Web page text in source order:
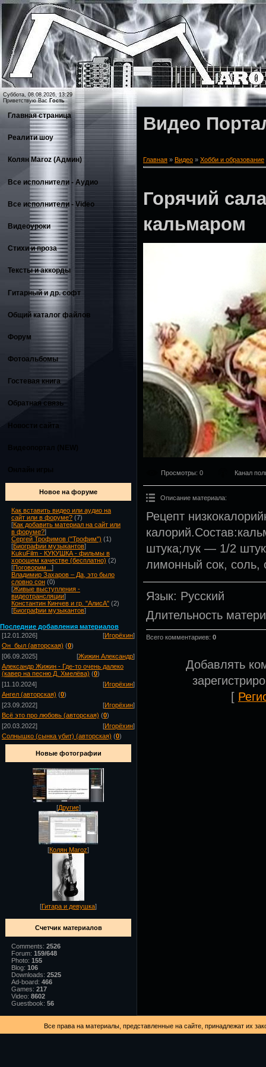
Суббота, 08.08.2026, 13:29
Приветствую Вас Гость
Главная страница
Реалити шоу
Колян Maroz (Админ)
Все исполнители - Аудио
Все исполнители - Video
Видеоуроки
Стихи и проза
Тексты и аккорды
Гитарный и др. софт
Общий каталог файлов
Форум
Фотоальбомы
Гостевая книга
Обратная связь
Новости сайта
Новое на форуме
Как вставить видео или аудио на
сайт или в форуме? (7)
[Как добавить материал на сайт или
в форуме?]
Сергей Трофимов ("Трофим") (1)
[Биографии музыкантов]
KukuFilm - КУКУШКА - фильмы в
хорошем качестве (бесплатно) (2)
[Поговорим... ]
Владимир Захаров – Да, это было
словно сон (0)
[Живые выступления -
видеотрансляции]
Константин Кинчев и гр. "АлисА" (2)
[Биографии музыкантов]
Последние добавления материалов
[12.01.2026]
[Игорёхин]
Он_был (авторская) (0)
[06.09.2025]
[Жижин Александр]
Александр Жижин - Где-то очень далеко
(кавер на песню Д. Хмелёва) (0)
[11.10.2024]
[Игорёхин]
Ангел (авторская) (0)
[23.09.2022]
[Игорёхин]
Всё это про любовь (авторская) (0)
[20.03.2022]
[Игорёхин]
Солнышко (сынка убит) (авторская) (0)
Новые фотографии
[Другие]
[Колян Maroz]
[Гитара и девушка]
Счетчик материалов
Comments: 2526
Forum: 159/648
Photo: 155
Blog: 106
Downloads: 2525
Ad-board: 466
Games: 217
Video: 8602
Guestbook: 56
Видео
Главная » Видео » Хобби и образование
Горячий
кальмаром
Просмотры: 0 Канал
Описание материала:
Рецепт
штука;лук — 1/2
лимонный сок, соль,
Язык: Русский
Длительность
Всего комментариев: 0
Добавлять
[
Все права на материалы, представленные на сайте, принадлежат их